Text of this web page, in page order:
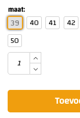
maat:
39 40 41 42
50